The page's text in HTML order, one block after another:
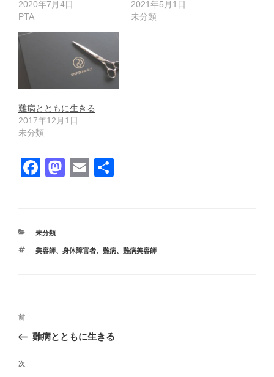
2020年7月4日
PTA
2021年5月1日
未分類
難病とともに生きる
2017年12月1日
未分類
F
e
b
M
d
E
カ
ゴ
未分類
タ
美容師、 身体障害者、 難病、 難病美容師
投
ナ
ビ
前
の
稿
前
難病とともに生きる
次
次